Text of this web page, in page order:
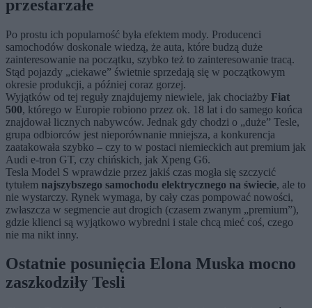
przestarzałe
Po prostu ich popularność była efektem mody. Producenci
samochodów doskonale wiedzą, że auta, które budzą duże
zainteresowanie na początku, szybko też to zainteresowanie tracą.
Stąd pojazdy „ciekawe” świetnie sprzedają się w początkowym
okresie produkcji, a później coraz gorzej.
Wyjątków od tej reguły znajdujemy niewiele, jak chociażby Fiat
500, którego w Europie robiono przez ok. 18 lat i do samego końca
znajdował licznych nabywców. Jednak gdy chodzi o „duże” Tesle,
grupa odbiorców jest nieporównanie mniejsza, a konkurencja
zaatakowała szybko – czy to w postaci niemieckich aut premium jak
Audi e-tron GT, czy chińskich, jak Xpeng G6.
Tesla Model S wprawdzie przez jakiś czas mogła się szczycić
tytułem najszybszego samochodu elektrycznego na świecie, ale to
nie wystarczy. Rynek wymaga, by cały czas pompować nowości,
zwłaszcza w segmencie aut drogich (czasem zwanym „premium”),
gdzie klienci są wyjątkowo wybredni i stale chcą mieć coś, czego
nie ma nikt inny.
Ostatnie posunięcia Elona Muska mocno
zaszkodziły Tesli